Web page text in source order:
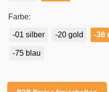
Farbe:
-01 silber -20 gold -36
-75 blau